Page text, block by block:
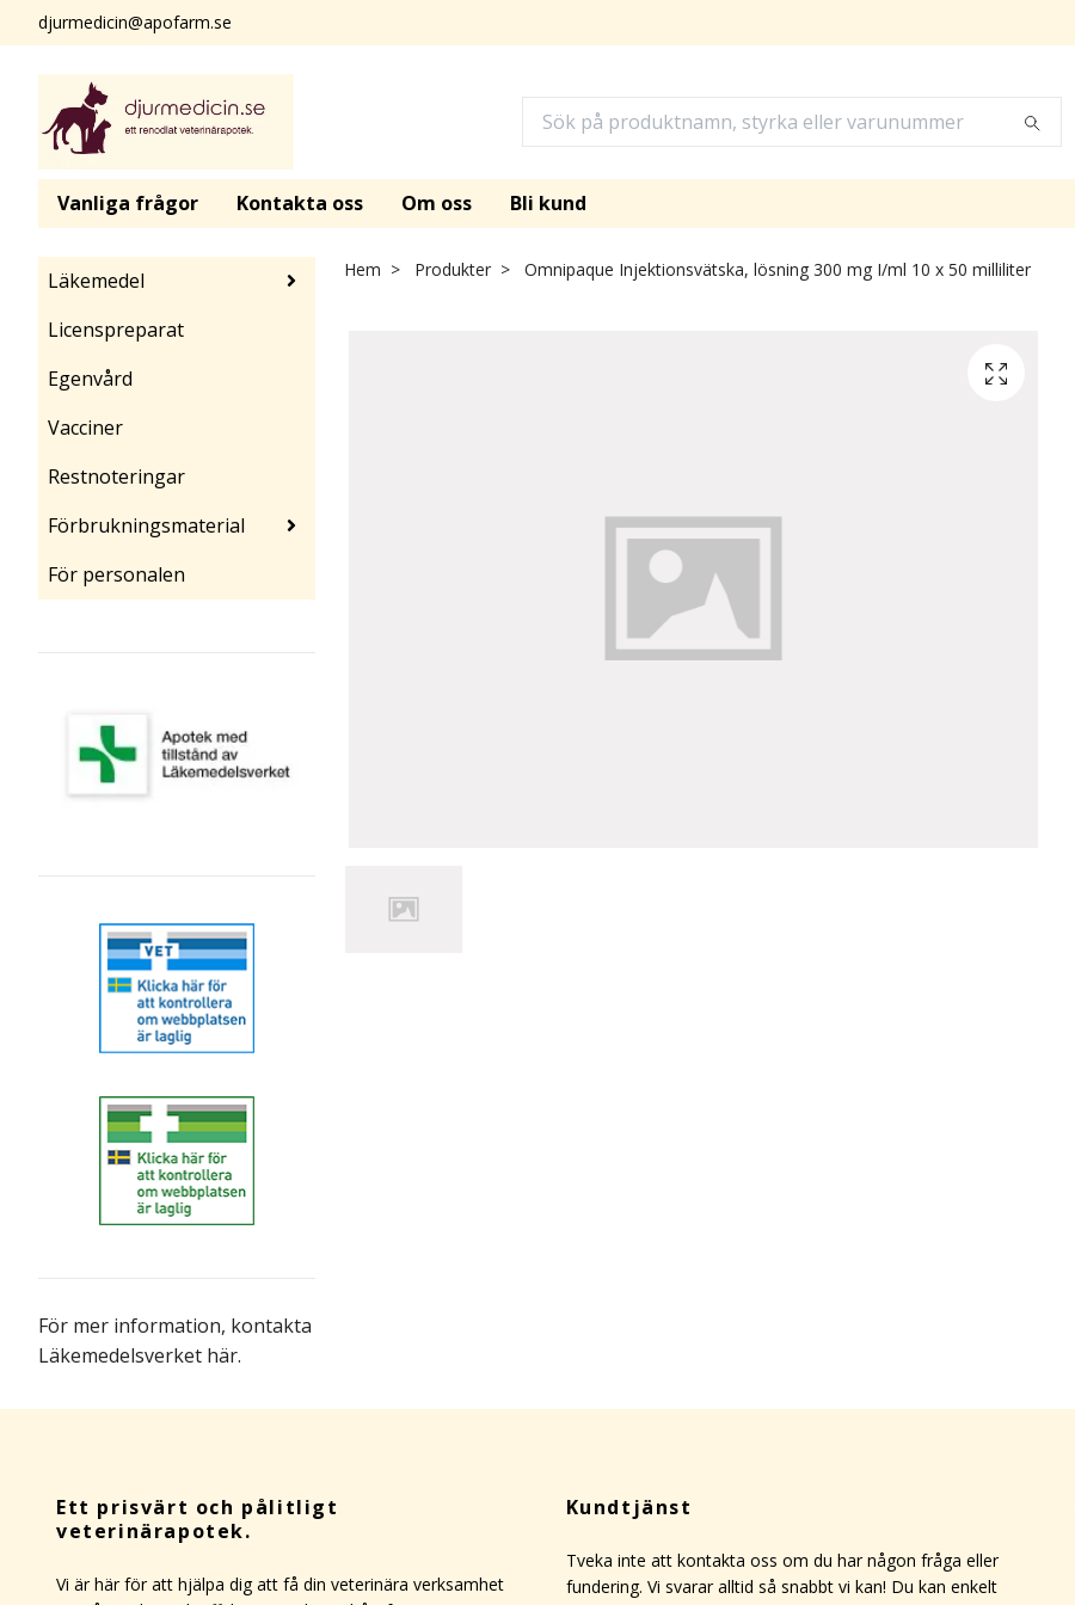
djurmedicin@apofarm.se
Vanliga frågor Kontakta oss Om oss Bli kund
Läkemedel
Licenspreparat
Egenvård
Vacciner
Restnoteringar
Förbrukningsmaterial
För personalen
För mer information, kontakta
Läkemedelsverket här.
Hem Produkter Omnipaque Injektionsvätska, lösning 300 mg I/ml 10 x 50 milliliter
Ett prisvärt och pålitligt
veterinärapotek.
Vi är här för att hjälpa dig att få din veterinära verksamhet
Kundtjänst
Tveka inte att kontakta oss om du har någon fråga eller
fundering. Vi svarar alltid så snabbt vi kan! Du kan enkelt